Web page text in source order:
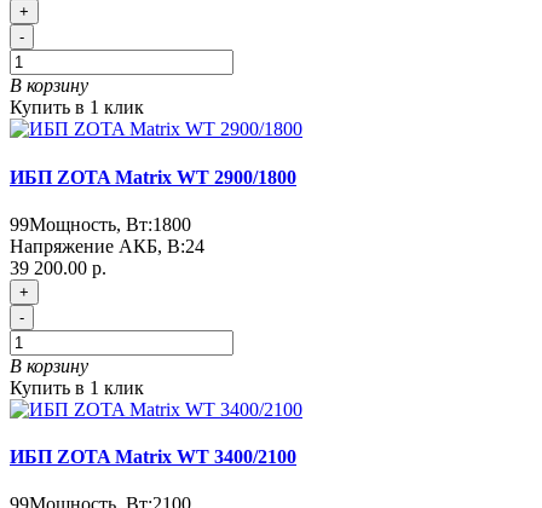
+
-
В корзину
Купить в 1 клик
ИБП ZOTA Matrix WT 2900/1800
99Мощность, Вт:1800
Напряжение АКБ, В:24
39 200.00 р.
+
-
В корзину
Купить в 1 клик
ИБП ZOTA Matrix WT 3400/2100